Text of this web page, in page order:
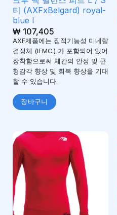
티 (AXFxBelgard) royal-
blue l
₩107,405
AXF제품에는 집적기능성 미네랄
결정체 (IFMC.) 가 포함되어 있어
장착함으로써 체간의 안정 및 균
형감각 향상 및 회복 향상을 기대
할 수 있습니다.
장바구니